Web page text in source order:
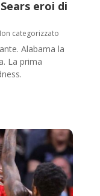
eroi di
categorizzato
Alabama la
La prima